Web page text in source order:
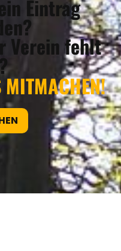
Eintrag
Verein fehlt
MITMACHEN!